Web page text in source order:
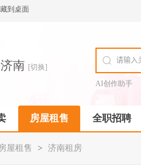
到桌面
济南 [切换]
AI创作助手
房屋租售 全职招聘
屋租售 > 济南租房